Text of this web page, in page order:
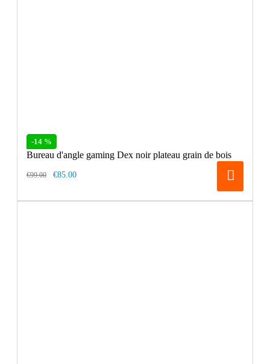
-14 %
Bureau d'angle gaming Dex noir plateau grain de bois
€99.00 €85.00